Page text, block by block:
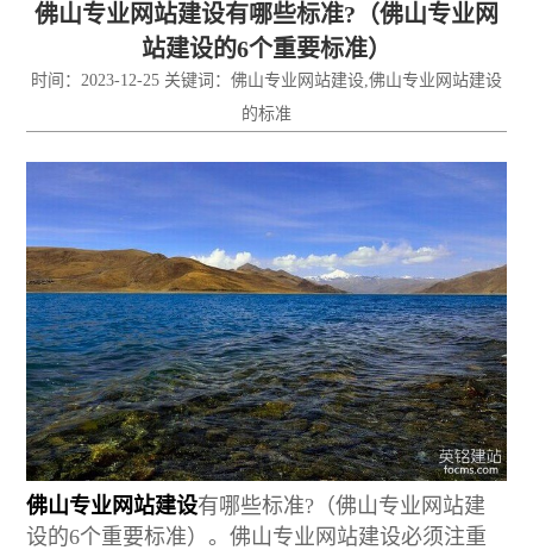
佛山专业网站建设有哪些标准?（佛山专业网
站建设的6个重要标准）
时间：2023-12-25 关键词：佛山专业网站建设,佛山专业网站建设
的标准
佛山专业网站建设有哪些标准?（佛山专业网站建
设的6个重要标准）。佛山专业网站建设必须注重